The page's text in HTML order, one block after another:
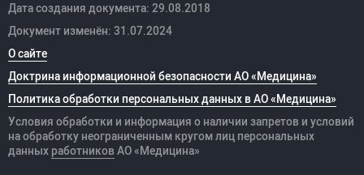
Дата создания документа: 29.08.2018
Документ изменён: 31.07.2024
О сайте
Доктрина информационной безопасности АО «Медицина»
Политика обработки персональных данных в АО «Медицина»
Условия обработки и информация о наличии запретов и условий
на обработку неограниченным кругом лиц персональных
данных работников АО «Медицина»